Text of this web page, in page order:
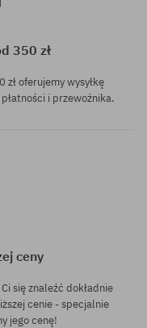
350 zł
oferujemy wysyłkę
i przewoźnika.
ceny
się znaleźć dokładnie
cenie - specjalnie
jego cenę!